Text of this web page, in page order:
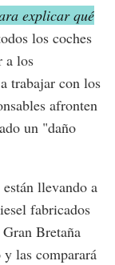
explicar qué
los coches
a los
trabajar con los
afronten
un "daño
llevando a
fabricados
Bretaña
las comparará